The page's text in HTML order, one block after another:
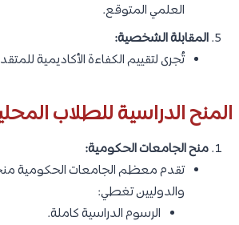
العلمي المتوقع.
المقابلة الشخصية:
تُجرى لتقييم الكفاءة الأكاديمية
المنح الدراسية للطلاب
منح الجامعات الحكومية:
تقدم معظم الجامعات الحكومية
والدوليين تغطي:
الرسوم الدراسية كاملة.